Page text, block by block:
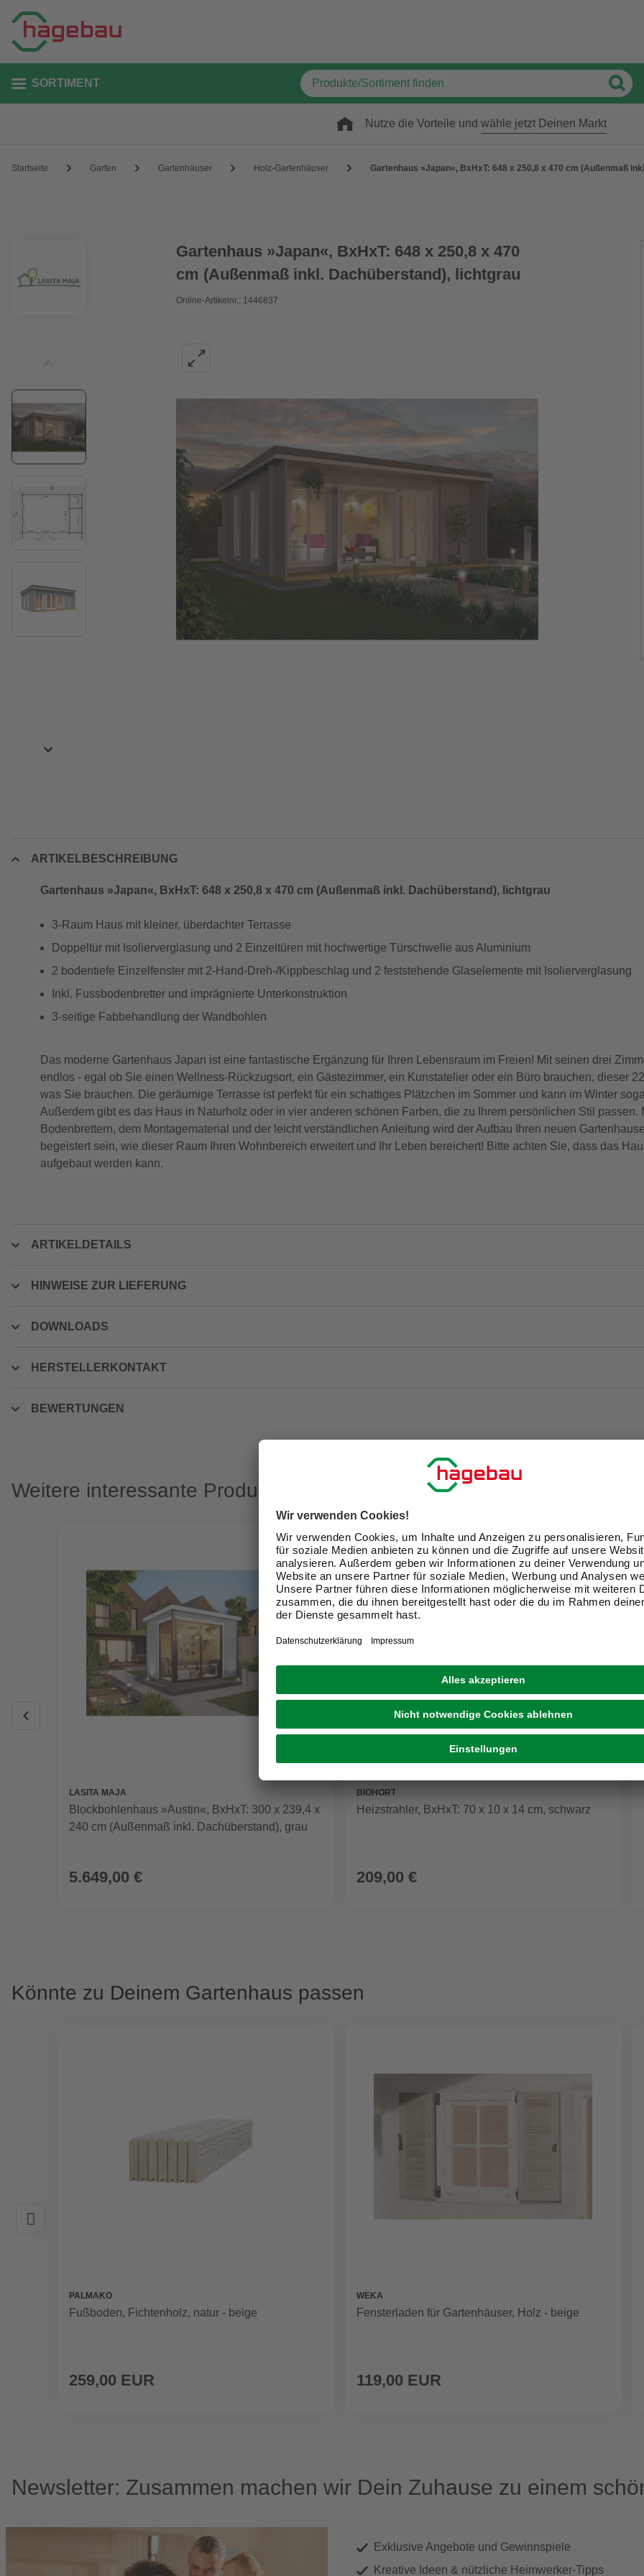
SORTIMENT
Nutze die Vorteile und wähle jetzt Deinen Markt
Startseite Garten Gartenhäuser Holz-Gartenhäuser Gartenhaus »Japan«, BxHxT: 648 x 250,8 x 470 cm (Außenmaß
Gartenhaus »Japan«, BxHxT: 648 x 250,8 x 470
cm (Außenmaß inkl. Dachüberstand), lichtgrau
Online-Artikelnr.: 1446837
ARTIKELBESCHREIBUNG
Gartenhaus »Japan«, BxHxT: 648 x 250,8 x 470 cm (Außenmaß inkl. Dachüberstand), lichtgrau
3-Raum Haus mit kleiner, überdachter Terrasse
Doppeltür mit Isolierverglasung und 2 Einzeltüren mit hochwertige Türschwelle aus Aluminium
2 bodentiefe Einzelfenster mit 2-Hand-Dreh-/Kippbeschlag und 2 feststehende Glaselemente mit Isolierverglasung
Inkl. Fussbodenbretter und imprägnierte Unterkonstruktion
3-seitige Fabbehandlung der Wandbohlen
Das moderne Gartenhaus Japan ist eine fantastische Ergänzung für Ihren Lebensraum im Freien! Mit seinen drei
endlos - egal ob Sie einen Wellness-Rückzugsort, ein Gästezimmer, ein Kunstatelier oder ein Büro brauchen, dieser
was Sie brauchen. Die geräumige Terrasse ist perfekt für ein schattiges Plätzchen im Sommer und kann im Winter
Außerdem gibt es das Haus in Naturholz oder in vier anderen schönen Farben, die zu Ihrem persönlichen Stil passen.
Bodenbrettern, dem Montagematerial und der leicht verständlichen Anleitung wird der Aufbau Ihren neuen
begeistert sein, wie dieser Raum Ihren Wohnbereich erweitert und Ihr Leben bereichert! Bitte achten Sie, dass das
aufgebaut werden kann.
ARTIKELDETAILS
HINWEISE ZUR LIEFERUNG
DOWNLOADS
HERSTELLERKONTAKT
BEWERTUNGEN
Weitere interessante Produkte
LASITA MAJA
Blockbohlenhaus »Austin«, BxHxT: 300 x 239,4 x
240 cm (Außenmaß inkl. Dachüberstand), grau
5.649,00 €
BIOHORT
Heizstrahler, BxHxT: 70 x 10 x 14 cm, schwarz
209,00 €
Könnte zu Deinem Gartenhaus passen
PALMAKO
Fußboden, Fichtenholz, natur - beige
259,00 EUR
WEKA
Fensterladen für Gartenhäuser, Holz - beige
119,00 EUR
Newsletter: Zusammen machen wir Dein Zuhause zu einem
Exklusive Angebote und Gewinnspiele
Kreative Ideen & nützliche Heimwerker-Tipps